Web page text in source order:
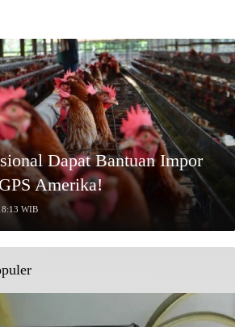
Dapat Bantuan Impor
Amerika!
22 Feb 2026 18:13 WIB